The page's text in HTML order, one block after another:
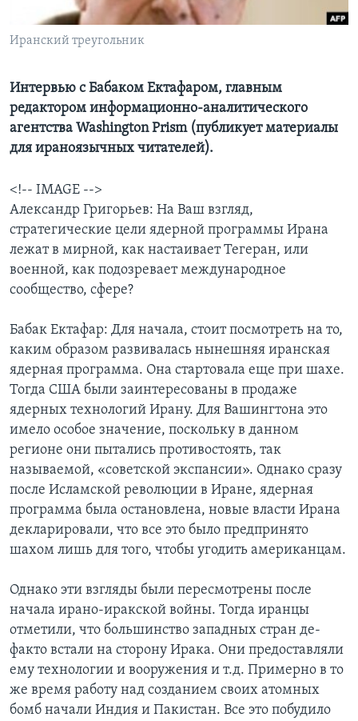
Learning English
Языки
Иранский треугольник
Интервью с Бабаком Ектафаром, главным
редактором информационно-аналитического
агентства Washington Prism (публикует материалы
для ираноязычных читателей).
<!-- IMAGE -->
Александр Григорьев: На Ваш взгляд,
стратегические цели ядерной программы Ирана
лежат в мирной, как настаивает Тегеран, или
военной, как подозревает международное
сообщество, сфере?
Бабак Ектафар: Для начала, стоит посмотреть на то,
каким образом развивалась нынешняя иранская
ядерная программа. Она стартовала еще при шахе.
Тогда США были заинтересованы в продаже
ядерных технологий Ирану. Для Вашингтона это
имело особое значение, поскольку в данном
регионе они пытались противостоять, так
называемой, «советской экспансии». Однако сразу
после Исламской революции в Иране, ядерная
программа была остановлена, новые власти Ирана
декларировали, что все это было предпринято
шахом лишь для того, чтобы угодить американцам.
Однако эти взгляды были пересмотрены после
начала ирано-иракской войны. Тогда иранцы
отметили, что большинство западных стран де-
факто встали на сторону Ирака. Они предоставляли
ему технологии и вооружения и т.д. Примерно в то
же время работу над созданием своих атомных
бомб начали Индия и Пакистан. Все это побудило